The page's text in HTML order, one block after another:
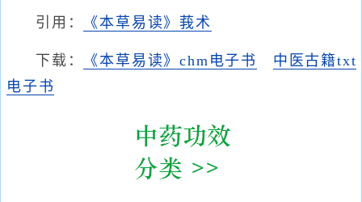
引用： 《本草易读》莪术
下载： 《本草易读》chm电子书
中医古籍txt
电子书